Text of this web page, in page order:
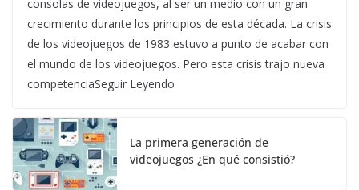
consolas de videojuegos, al ser un medio con un gran
crecimiento durante los principios de esta década. La crisis
de los videojuegos de 1983 estuvo a punto de acabar con
el mundo de los videojuegos. Pero esta crisis trajo nueva
competenciaSeguir Leyendo
La primera generación de
videojuegos ¿En qué consistió?